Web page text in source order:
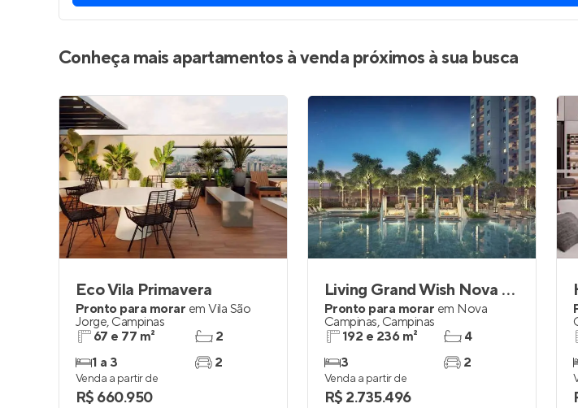
Conheça mais apartamentos à venda próximos à sua busca
Eco Vila Primavera
Pronto para morar em Vila São
Jorge, Campinas
67 e 77 m²
1 a 3
2
2
Venda a partir de
R$ 660.950
Living Grand Wish Nova Campinas
Pronto para morar em Nova
Campinas, Campinas
192 e 236 m²
3
4
2
Venda a partir de
R$ 2.735.496